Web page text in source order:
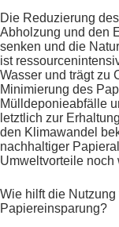
Die Reduzierung
Abholzung und den
senken und die
ist
Wasser und trägt zu
Minimierung des
Mülldeponieabfälle
letztlich zur
den Klimawandel
nachhaltiger
Umweltvorteile noch
Wie hilft die
Papiereinsparung?